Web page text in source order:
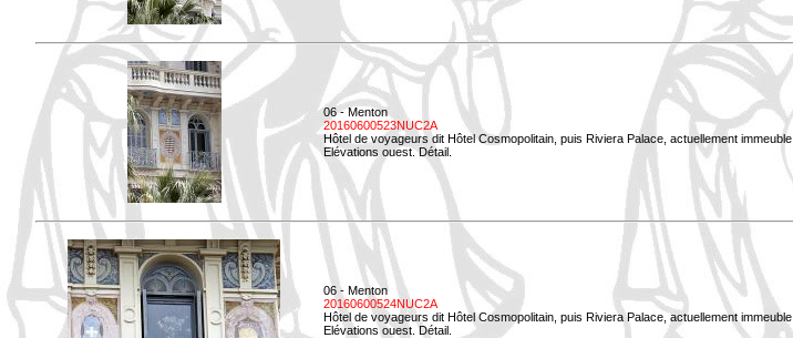
06 - Menton
20160600523NUC2A
Hôtel de voyageurs dit Hôtel Cosmopolitain, puis Riviera Palace, actuellement immeuble
Elévations ouest. Détail.
06 - Menton
20160600524NUC2A
Hôtel de voyageurs dit Hôtel Cosmopolitain, puis Riviera Palace, actuellement immeuble
Elévations ouest. Détail.